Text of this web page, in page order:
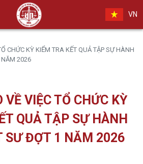
VN
CHỨC KỲ KIỂM TRA KẾT QUẢ TẬP SỰ HÀNH
NĂM 2026
VỀ VIỆC TỔ CHỨC KỲ
QUẢ TẬP SỰ HÀNH
SƯ ĐỢT 1 NĂM 2026